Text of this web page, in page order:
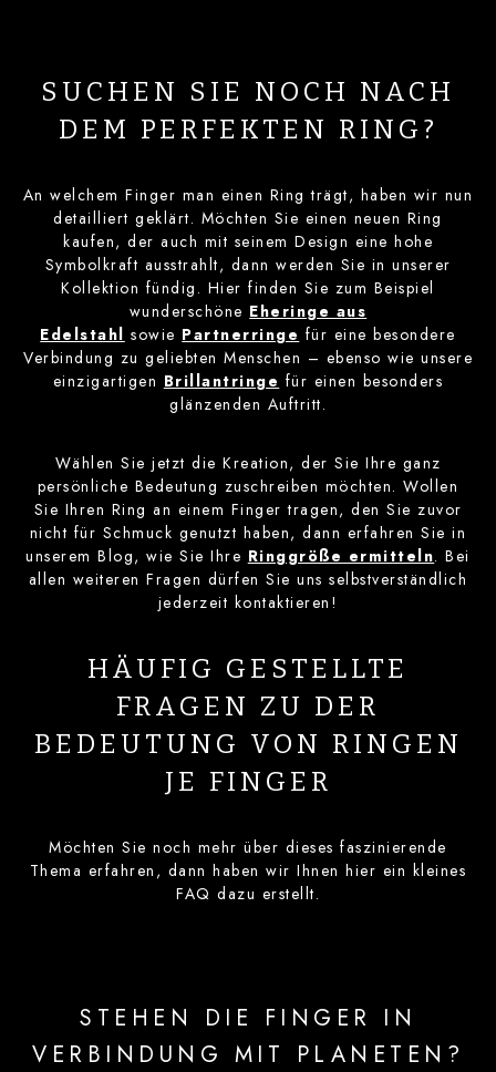
SUCHEN SIE NOCH NACH
DEM PERFEKTEN RING?
An welchem Finger man einen Ring trägt, haben wir nun
detailliert geklärt. Möchten Sie einen neuen Ring
kaufen, der auch mit seinem Design eine hohe
Symbolkraft ausstrahlt, dann werden Sie in unserer
Kollektion fündig. Hier finden Sie zum Beispiel
wunderschöne Eheringe aus
Edelstahl sowie Partnerringe für eine besondere
Verbindung zu geliebten Menschen – ebenso wie unsere
einzigartigen Brillantringe für einen besonders
glänzenden Auftritt.
Wählen Sie jetzt die Kreation, der Sie Ihre ganz
persönliche Bedeutung zuschreiben möchten. Wollen
Sie Ihren Ring an einem Finger tragen, den Sie zuvor
nicht für Schmuck genutzt haben, dann erfahren Sie in
unserem Blog, wie Sie Ihre Ringgröße ermitteln. Bei
allen weiteren Fragen dürfen Sie uns selbstverständlich
jederzeit kontaktieren!
HÄUFIG GESTELLTE
FRAGEN ZU DER
BEDEUTUNG VON RINGEN
JE FINGER
Möchten Sie noch mehr über dieses faszinierende
Thema erfahren, dann haben wir Ihnen hier ein kleines
FAQ dazu erstellt.
STEHEN DIE FINGER IN
VERBINDUNG MIT PLANETEN?